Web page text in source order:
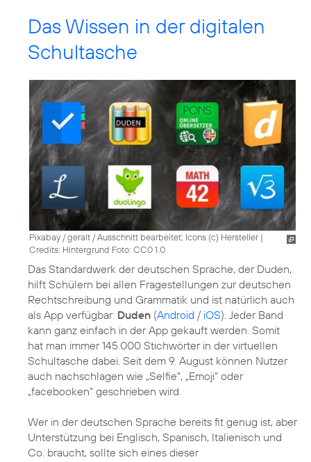
Das Wissen in der digitalen
Schultasche
Pixabay / geralt / Ausschnitt bearbeitet; Icons (c) Hersteller|
Credits: Hintergrund Foto: CC0 1.0
Das Standardwerk der deutschen Sprache, der Duden,
hilft Schülern bei allen Fragestellungen zur deutschen
Rechtschreibung und Grammatik und ist natürlich auch
als App verfügbar: Duden (Android / iOS). Jeder Band
kann ganz einfach in der App gekauft werden. Somit
hat man immer 145.000 Stichwörter in der virtuellen
Schultasche dabei. Seit dem 9. August können Nutzer
auch nachschlagen wie „Selfie“, „Emoji“ oder
„facebooken“ geschrieben wird.
Wer in der deutschen Sprache bereits fit genug ist, aber
Unterstützung bei Englisch, Spanisch, Italienisch und
Co. braucht, sollte sich eines dieser